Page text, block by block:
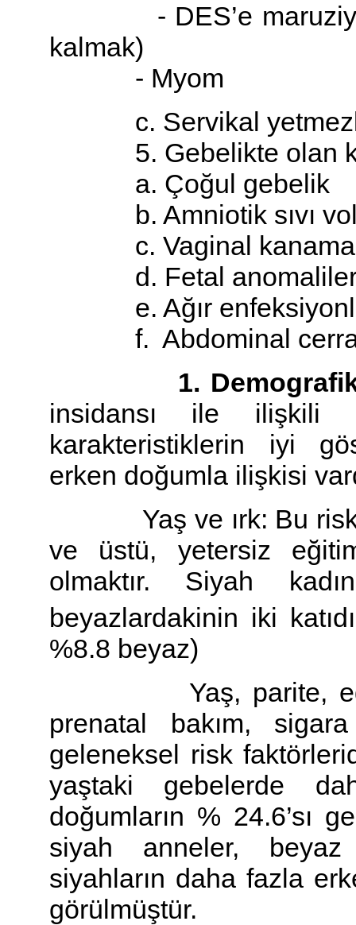
- DES’e maruziyet (
kalmak)
- Myom
c. Servikal
5. Gebelikte olan
a. Çoğul gebelik
b. Amniotik sıvı
c. Vaginal
d. Fetal
e. Ağır enfeksiyonlar
f. Abdominal
1. Demografik
insidansı ile ilişkili
karakteristiklerin iyi
erken doğumla ilişkisi
Yaş ve ırk: Bu risk
ve üstü, yetersiz
olmaktır. Siyah
beyazlardakinin iki
%8.8 beyaz)
Yaş, parite,
prenatal bakım,
geleneksel risk
yaştaki gebelerde
doğumların % 24.6’sı
siyah anneler, beyaz
siyahların daha fazla
görülmüştür.